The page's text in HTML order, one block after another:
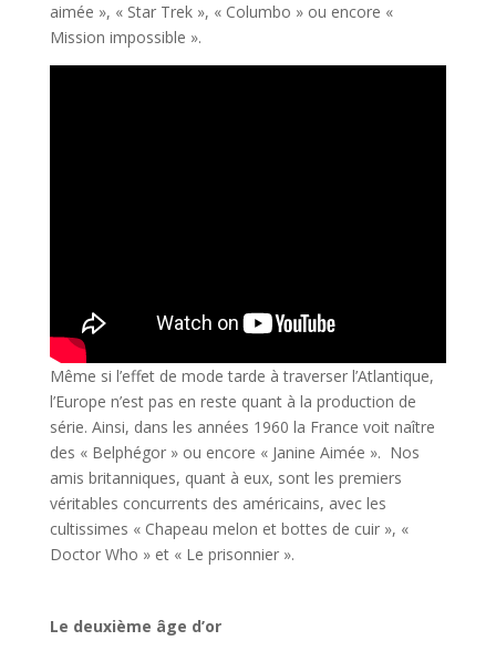
aimée », « Star Trek », « Columbo » ou encore «
Mission impossible ».
Même si l’effet de mode tarde à traverser l’Atlantique,
l’Europe n’est pas en reste quant à la production de
série. Ainsi, dans les années 1960 la France voit naître
des « Belphégor » ou encore « Janine Aimée ». Nos
amis britanniques, quant à eux, sont les premiers
véritables concurrents des américains, avec les
cultissimes « Chapeau melon et bottes de cuir », «
Doctor Who » et « Le prisonnier ».
Le deuxième âge d’or